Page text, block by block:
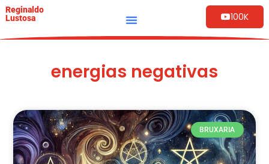
Reginaldo
Lustosa
100K
energias negativas
BRUXARIA